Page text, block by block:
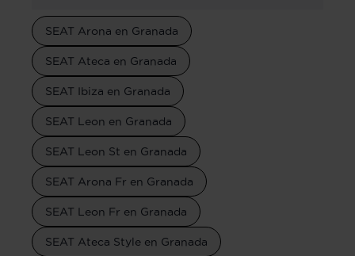
SEAT Arona en Granada
SEAT Ateca en Granada
SEAT Ibiza en Granada
SEAT Leon en Granada
SEAT Leon St en Granada
SEAT Arona Fr en Granada
SEAT Leon Fr en Granada
SEAT Ateca Style en Granada